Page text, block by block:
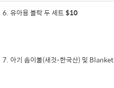
6. 유아용 블락 두 세트$10
7. 아기 솜이불(새것-한국산) 및 Blanket